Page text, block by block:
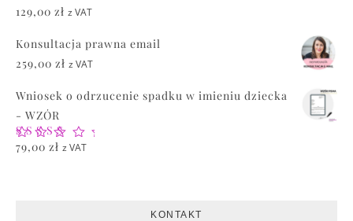
129,00 zł z VAT
Konsultacja prawna email
259,00 zł z VAT
Wniosek o odrzucenie spadku w imieniu dziecka
- WZÓR
Oceniono
5.00
79,00 zł z VAT
KONTAKT